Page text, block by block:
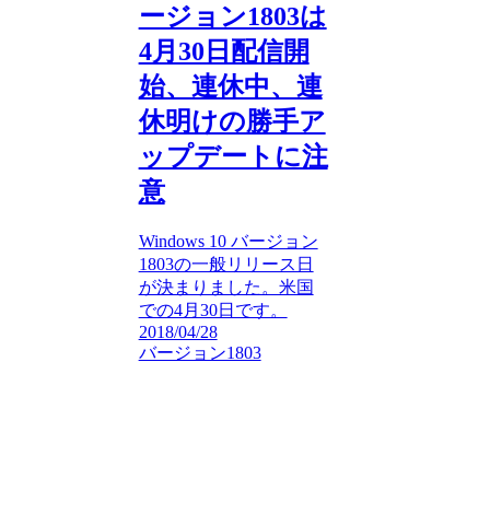
ージョン1803は
4月30日配信開
始、連休中、連
休明けの勝手ア
ップデートに注
意
Windows 10 バージョン
1803の一般リリース日
が決まりました。米国
での4月30日です。
2018/04/28
バージョン1803